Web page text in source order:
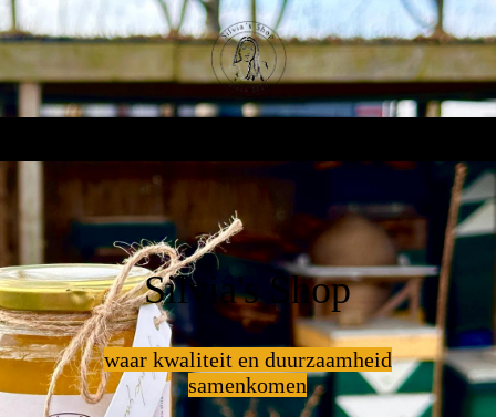
Silvia's Shop
waar kwaliteit en duurzaamheid
samenkomen